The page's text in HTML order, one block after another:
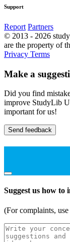
Support
Report Partners
© 2013 - 2026
are the property of
Privacy Terms
Make a
Did you find
improve StudyLib
important for us!
Send feedback
Suggest us how
(For complaints, use